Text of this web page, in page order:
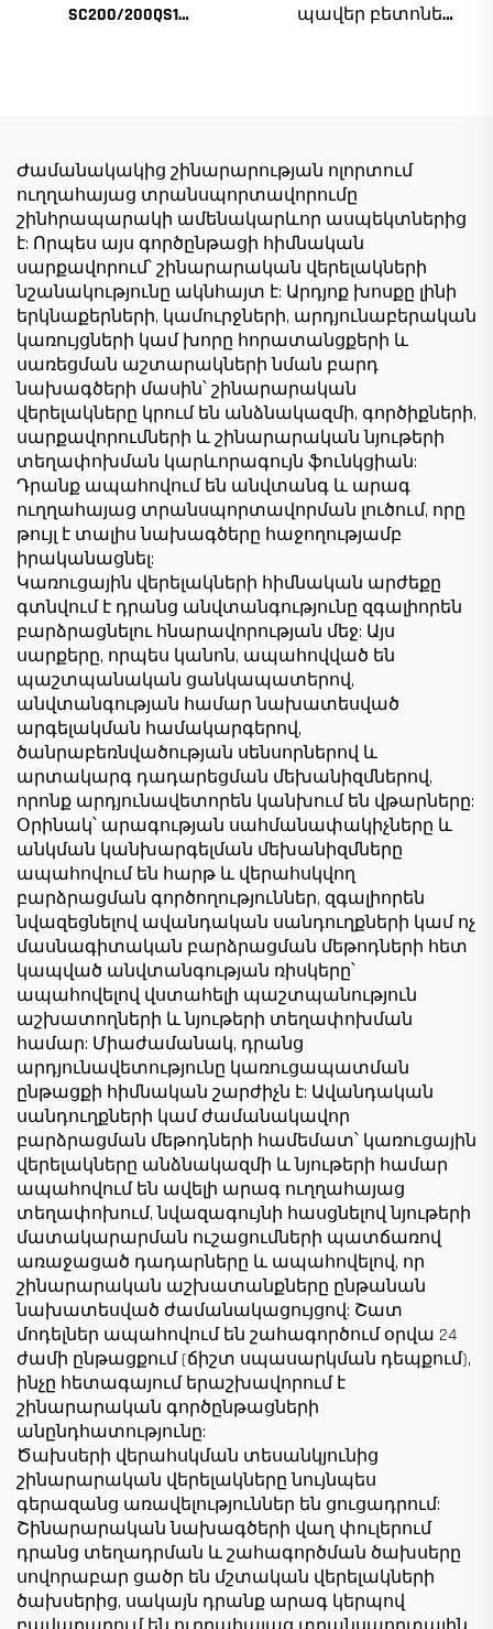
SC200/200QS1
համար ցածր գնով
պավեր բետոնե
Ժամանակակից շինարարության ոլորտում
ուղղահայաց տրանսպորտավորումը
շինհրապարակի ամենակարևոր ասպեկտներից
է: Որպես այս գործընթացի հիմնական
սարքավորում՝ շինարարական վերելակների
նշանակությունը ակնհայտ է: Արդյոք խոսքը լինի
երկնաքերների, կամուրջների, արդյունաբերական
կառույցների կամ խորը հորատանցքերի և
սառեցման աշտարակների նման բարդ
նախագծերի մասին՝ շինարարական
վերելակները կրում են անձնակազմի, գործիքների,
սարքավորումների և շինարարական նյութերի
տեղափոխման կարևորագույն ֆունկցիան:
Դրանք ապահովում են անվտանգ և արագ
ուղղահայաց տրանսպորտավորման լուծում, որը
թույլ է տալիս նախագծերը հաջողությամբ
իրականացնել:
Կառուցային վերելակների հիմնական արժեքը
գտնվում է դրանց անվտանգությունը զգալիորեն
բարձրացնելու հնարավորության մեջ: Այս
սարքերը, որպես կանոն, ապահովված են
պաշտպանական ցանկապատերով,
անվտանգության համար նախատեսված
արգելակման համակարգերով,
ծանրաբեռնվածության սենսորներով և
արտակարգ դադարեցման մեխանիզմներով,
որոնք արդյունավետորեն կանխում են վթարները:
Օրինակ՝ արագության սահմանափակիչները և
անկման կանխարգելման մեխանիզմները
ապահովում են հարթ և վերահսկվող
բարձրացման գործողություններ, զգալիորեն
նվազեցնելով ավանդական սանդուղքների կամ ոչ
մասնագիտական բարձրացման մեթոդների հետ
կապված անվտանգության ռիսկերը՝
ապահովելով վստահելի պաշտպանություն
աշխատողների և նյութերի տեղափոխման
համար: Միաժամանակ, դրանց
արդյունավետությունը կառուցապատման
ընթացքի հիմնական շարժիչն է: Ավանդական
սանդուղքների կամ ժամանակավոր
բարձրացման մեթոդների համեմատ՝ կառուցային
վերելակները անձնակազմի և նյութերի համար
ապահովում են ավելի արագ ուղղահայաց
տեղափոխում, նվազագույնի հասցնելով նյութերի
մատակարարման ուշացումների պատճառով
առաջացած դադարները և ապահովելով, որ
շինարարական աշխատանքները ընթանան
նախատեսված ժամանակացույցով: Շատ
մոդելներ ապահովում են շահագործում օրվա 24
ժամի ընթացքում (ճիշտ սպասարկման դեպքում),
ինչը հետագայում երաշխավորում է
շինարարական գործընթացների
անընդհատությունը:
Ծախսերի վերահսկման տեսանկյունից
շինարարական վերելակները նույնպես
գերազանց առավելություններ են ցուցադրում:
Շինարարական նախագծերի վաղ փուլերում
դրանց տեղադրման և շահագործման ծախսերը
սովորաբար ցածր են մշտական վերելակների
ծախսերից, սակայն դրանք արագ կերպով